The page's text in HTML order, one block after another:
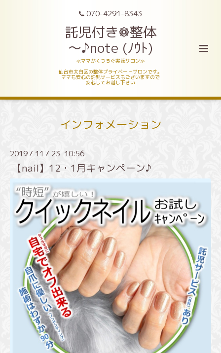
070-4291-8343
託児付き❁整体
～♪note (ﾉｳﾄ)
≪ママがくつろぐ実家サロン≫
仙台市太白区の整体プライベートサロンです。
ママも安心の託児サービスもございますので
安心してお越し下さい
インフォメーション
2019 / 11 / 23 10:56
【nail】12・1月キャンペーン♪